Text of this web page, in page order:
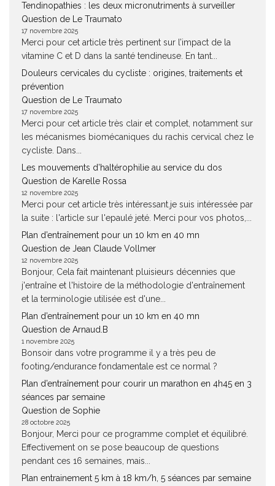
Tendinopathies : les deux micronutriments à surveiller
Question de Le Traumato
17 novembre 2025
Merci pour cet article très pertinent sur l’impact de la
vitamine C et D dans la santé tendineuse. En tant...
Douleurs cervicales du cycliste : origines, traitements et
prévention
Question de Le Traumato
17 novembre 2025
Merci pour cet article très clair et complet, notamment sur
les mécanismes biomécaniques du rachis cervical chez le
cycliste. Dans...
Les mouvements d’haltérophilie au service du dos
Question de Karelle Rossa
12 novembre 2025
Merci pour cet article très intéressant.je suis intéressée par
la suite : l'article sur l'epaulé jeté. Merci pour vos photos,...
Plan d’entraînement pour un 10 km en 40 mn
Question de Jean Claude Vollmer
12 novembre 2025
Bonjour, Cela fait maintenant pluisieurs décennies que
j'entraîne et l'histoire de la méthodologie d'entraînement
et la terminologie utilisée est d'une...
Plan d’entraînement pour un 10 km en 40 mn
Question de Arnaud.B
1 novembre 2025
Bonsoir dans votre programme il y a très peu de
footing/endurance fondamentale est ce normal ?
Plan d’entraînement pour courir un marathon en 4h45 en 3
séances par semaine
Question de Sophie
28 octobre 2025
Bonjour, Merci pour ce programme complet et équilibré.
Effectivement on se pose beaucoup de questions
pendant ces 16 semaines, mais...
Plan entrainement 5 km à 18 km/h, 5 séances par semaine